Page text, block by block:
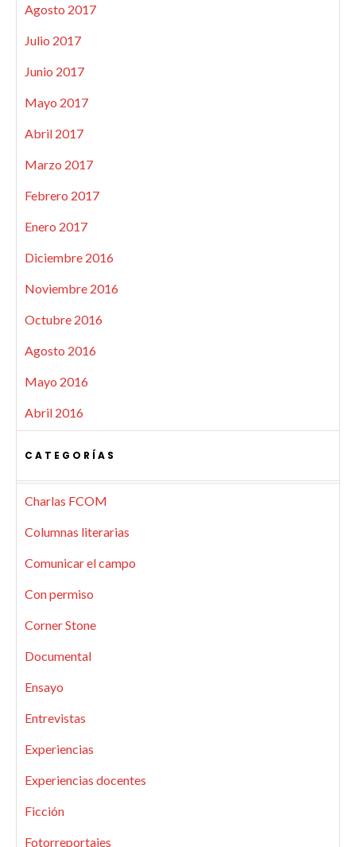
Agosto 2017
Julio 2017
Junio 2017
Mayo 2017
Abril 2017
Marzo 2017
Febrero 2017
Enero 2017
Diciembre 2016
Noviembre 2016
Octubre 2016
Agosto 2016
Mayo 2016
Abril 2016
CATEGORÍAS
Charlas FCOM
Columnas literarias
Comunicar el campo
Con permiso
Corner Stone
Documental
Ensayo
Entrevistas
Experiencias
Experiencias docentes
Ficción
Fotorreportajes